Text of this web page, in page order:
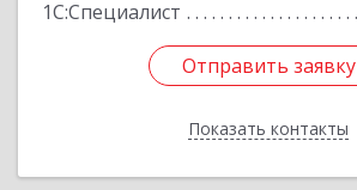
1С:Специалист
Отправить заявку
Показать контакты
Отправить заявку
Назад